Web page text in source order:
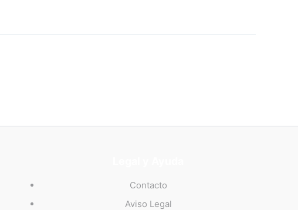
Contacto
Aviso Legal